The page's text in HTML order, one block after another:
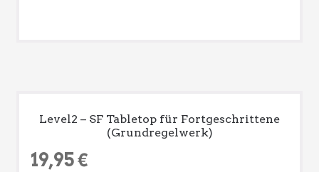
Level2 – SF Tabletop für Fortgeschrittene
(Grundregelwerk)
19,95€